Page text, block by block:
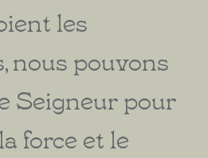
les
nous pouvons
Seigneur pour
force et le